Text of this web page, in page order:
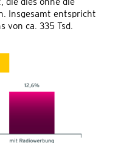
Insgesamt entspricht
von ca. 335 Tsd.